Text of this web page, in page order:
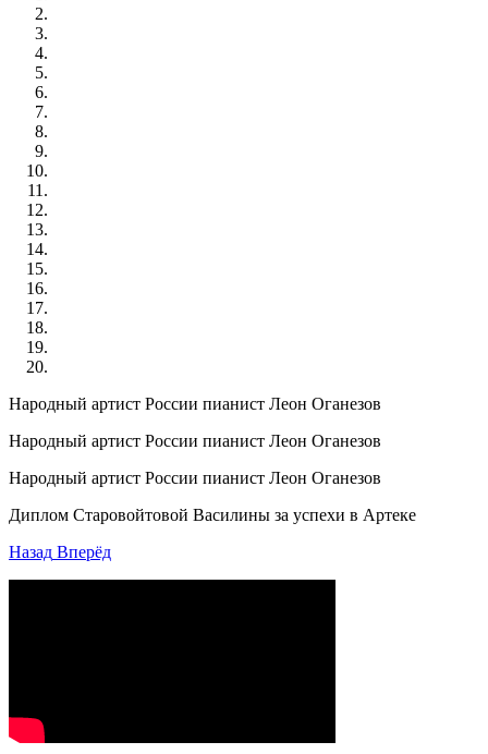
Народный артист России пианист Леон Оганезов
Народный артист России пианист Леон Оганезов
Народный артист России пианист Леон Оганезов
Диплом Старовойтовой Василины за успехи в Артеке
Назад Вперёд